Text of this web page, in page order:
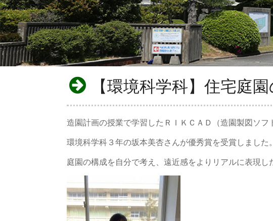
【環境科学科】住宅庭
造園計画の授業で学習したＲＩＫＣＡＤ（造園製図ソ
環境科学科３年の坂本美杏さんが優秀賞を受賞しました。
庭園の構成を自分で考え、遠近感をよりリアルに表現し